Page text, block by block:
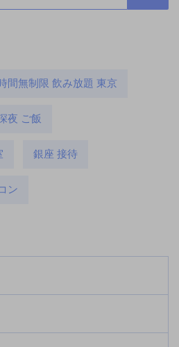
間無制限 飲み放題 東京
夜 ご飯
銀座 接待
ン